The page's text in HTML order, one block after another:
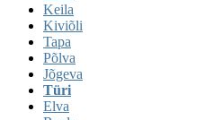
Keila
Kiviõli
Tapa
Põlva
Jõgeva
Türi
Elva